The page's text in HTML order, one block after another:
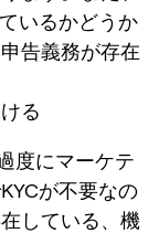
いるかどうか
告義務が存在
る
度にマーケテ
が不要なの
している、機